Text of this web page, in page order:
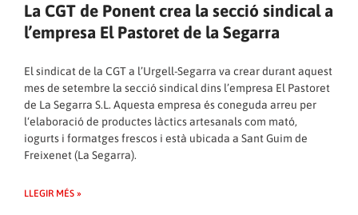
La CGT de Ponent crea la secció sindical a
l’empresa El Pastoret de la Segarra
El sindicat de la CGT a l’Urgell-Segarra va crear durant aquest
mes de setembre la secció sindical dins l’empresa El Pastoret
de La Segarra S.L. Aquesta empresa és coneguda arreu per
l‘elaboració de productes làctics artesanals com mató,
iogurts i formatges frescos i està ubicada a Sant Guim de
Freixenet (La Segarra).
LLEGIR MÉS »